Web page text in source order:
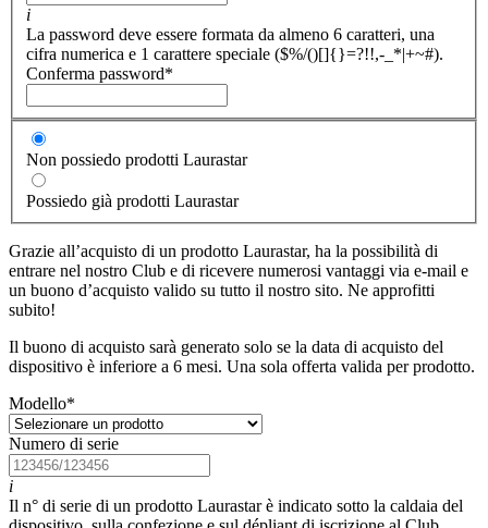
i
La password deve essere formata da almeno 6 caratteri, una
cifra numerica e 1 carattere speciale ($%/()[]{}=?!!,-_*|+~#).
Conferma password*
Non possiedo prodotti Laurastar
Possiedo già prodotti Laurastar
Grazie all’acquisto di un prodotto Laurastar, ha la possibilità di
entrare nel nostro Club e di ricevere numerosi vantaggi via e-mail e
un buono d’acquisto valido su tutto il nostro sito. Ne approfitti
subito!
Il buono di acquisto sarà generato solo se la data di acquisto del
dispositivo è inferiore a 6 mesi. Una sola offerta valida per prodotto.
Modello*
Numero di serie
i
Il n° di serie di un prodotto Laurastar è indicato sotto la caldaia del